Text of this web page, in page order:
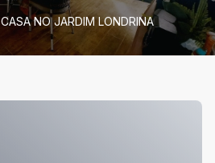
CASA NO JARDIM LONDRINA